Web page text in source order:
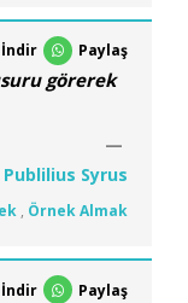
İndir Paylaş
görerek
Publilius Syrus
, Örnek Almak
İndir Paylaş